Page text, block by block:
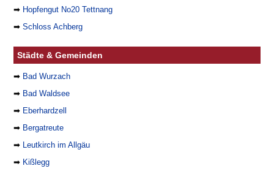
➡ Hopfengut No20 Tettnang
➡Schloss Achberg
Städte & Gemeinden
➡ Bad Wurzach
➡ Bad Waldsee
➡ Eberhardzell
➡ Bergatreute
➡
Leutkirch im Allgäu
➡ Kißlegg